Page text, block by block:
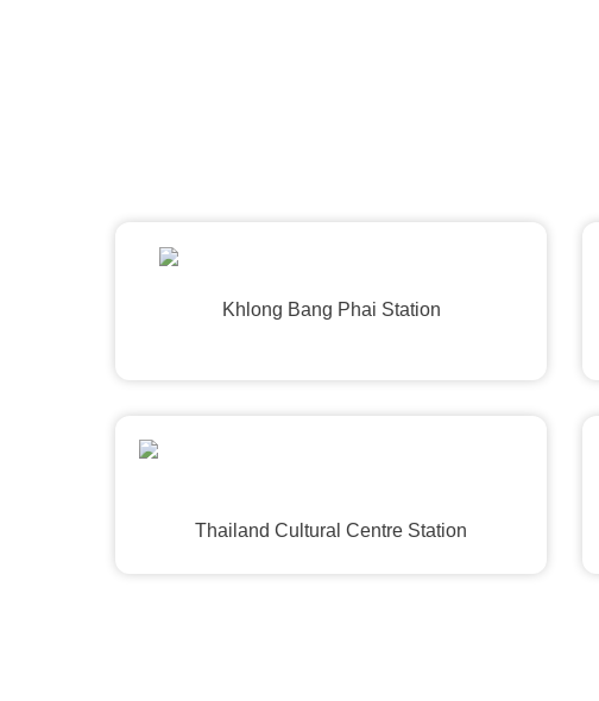
Khlong Bang Phai Station
Thailand Cultural Centre Station